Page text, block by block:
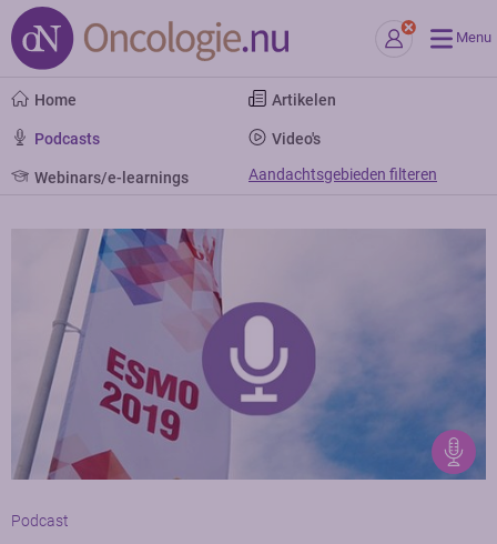
Menu
Home Artikelen
Podcasts Video's
Webinars/e-learnings Aandachtsgebieden filteren
Podcast